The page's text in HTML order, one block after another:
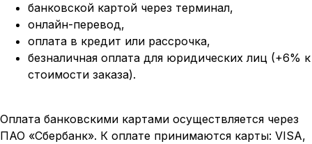
банковской картой через терминал,
онлайн-перевод,
оплата в кредит или рассрочка,
безналичная оплата для юридических лиц (+6% к
стоимости заказа).
Оплата банковскими картами осуществляется через
ПАО «Сбербанк». К оплате принимаются карты: VISA,